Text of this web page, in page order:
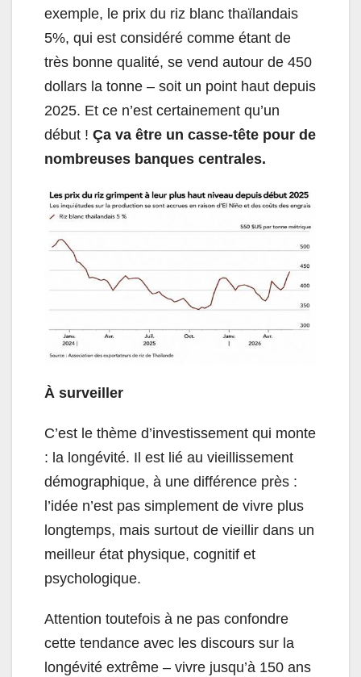
exemple, le prix du riz blanc thaïlandais
5%, qui est considéré comme étant de
très bonne qualité, se vend autour de 450
dollars la tonne – soit un point haut depuis
2025. Et ce n’est certainement qu’un
début ! Ça va être un casse-tête pour de
nombreuses banques centrales.
À surveiller
C’est le thème d’investissement qui monte
: la longévité. Il est lié au vieillissement
démographique, à une différence près :
l’idée n’est pas simplement de vivre plus
longtemps, mais surtout de vieillir dans un
meilleur état physique, cognitif et
psychologique.
Attention toutefois à ne pas confondre
cette tendance avec les discours sur la
longévité extrême – vivre jusqu’à 150 ans